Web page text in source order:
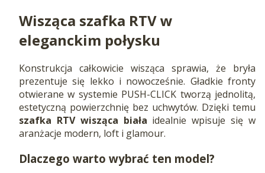
Wisząca szafka RTVw
eleganckim połysku
Konstrukcja całkowicie wisząca sprawia, że bryła
prezentuje się lekko i nowocześnie. Gładkie fronty
otwierane w systemie PUSH-CLICK tworzą jednolitą,
estetyczną powierzchnię bez uchwytów. Dzięki temu
szafka RTV wisząca biała idealnie wpisuje się w
aranżacje modern, loft i glamour.
Dlaczego warto wybrać ten model?